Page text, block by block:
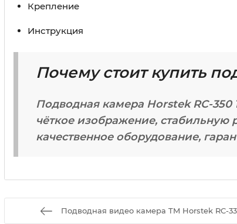
Крепление
Инструкция
Почему стоит купить
Подводная камера Horstek RC-
чёткое изображение, стабильную
качественное оборудование,
Подводная видео камера TM Horstek RC-